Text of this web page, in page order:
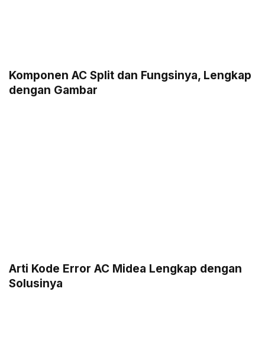
Komponen AC Split dan Fungsinya, Lengkap
dengan Gambar
Arti Kode Error AC Midea Lengkap dengan
Solusinya